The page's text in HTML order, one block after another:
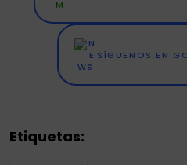
SÍGUENOS EN
Etiquetas: